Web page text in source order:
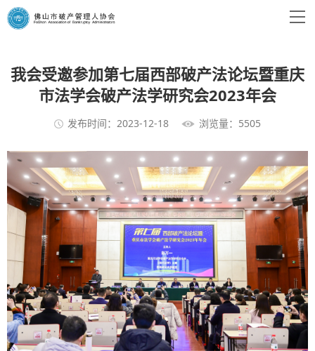
我会受邀参加第七届西部破产法论坛暨重庆
市法学会破产法学研究会2023年会
发布时间：2023-12-18 浏览量：5505